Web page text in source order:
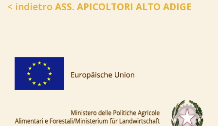
< indietro ASS. APICOLTORI ALTO ADIGE